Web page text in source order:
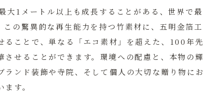
大1メートル以上も成長することがある、世界で最
の驚異的な再生能力を持つ竹素材に、 五明金箔工
ることで、単なる「エコ素材」を超えた、100年先
せることができます。環境への配慮と、本物の輝
ンド装飾や寺院、そして個人の大切な贈り物にお
す。